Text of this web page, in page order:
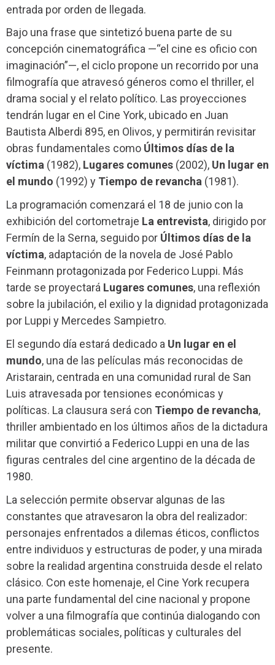
entrada por orden de llegada.
Bajo una frase que sintetizó buena parte de su
concepción cinematográfica —“el cine es oficio con
imaginación”—, el ciclo propone un recorrido por una
filmografía que atravesó géneros como el thriller, el
drama social y el relato político. Las proyecciones
tendrán lugar en el Cine York, ubicado en Juan
Bautista Alberdi 895, en Olivos, y permitirán revisitar
obras fundamentales como Últimos días de la
víctima (1982), Lugares comunes (2002), Un lugar en
el mundo (1992) y Tiempo de revancha (1981).
La programación comenzará el 18 de junio con la
exhibición del cortometraje La entrevista, dirigido por
Fermín de la Serna, seguido por Últimos días de la
víctima, adaptación de la novela de José Pablo
Feinmann protagonizada por Federico Luppi. Más
tarde se proyectará Lugares comunes, una reflexión
sobre la jubilación, el exilio y la dignidad protagonizada
por Luppi y Mercedes Sampietro.
El segundo día estará dedicado a Un lugar en el
mundo, una de las películas más reconocidas de
Aristarain, centrada en una comunidad rural de San
Luis atravesada por tensiones económicas y
políticas. La clausura será con Tiempo de revancha,
thriller ambientado en los últimos años de la dictadura
militar que convirtió a Federico Luppi en una de las
figuras centrales del cine argentino de la década de
1980.
La selección permite observar algunas de las
constantes que atravesaron la obra del realizador:
personajes enfrentados a dilemas éticos, conflictos
entre individuos y estructuras de poder, y una mirada
sobre la realidad argentina construida desde el relato
clásico. Con este homenaje, el Cine York recupera
una parte fundamental del cine nacional y propone
volver a una filmografía que continúa dialogando con
problemáticas sociales, políticas y culturales del
presente.